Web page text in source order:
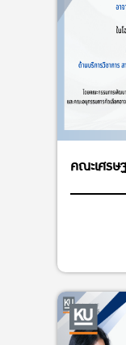
คณะเศรษ